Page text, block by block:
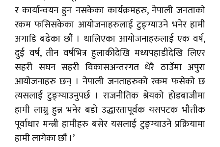
र कार्यान्वयन हुन नसकेका कार्यक्रमहरु, नेपाली जनताको
रकम फसिसकेका आयोजनाहरुलाई टुङ्ग्याउने भनेर हामी
अगाडि बढेका छौं । थालिएका आयोजनाहरुलाई एक वर्ष,
दुई वर्ष, तीन वर्षभित्र हुलाकीदेखि मध्यपहाडीदेखि लिएर
सहरी सघन सहरी विकासअन्तरगत धेरै ठाउँमा अपुरा
आयोजनाहरु छन् । नेपाली जनताहरुको रकम फसेको छ
त्यसलाई टुङ्ग्याउनुपर्छ । राजनीतिक श्रेयको होडबाजीमा
हामी लाग्नु हुन्न भनेर बडो उद्धारतापूर्वक यसपटक भौतीक
पूर्वाधार मन्त्री हामीहरु बसेर यसलाई टुङ्ग्याउने प्रक्रियामा
हामी लागेका छौं ।’